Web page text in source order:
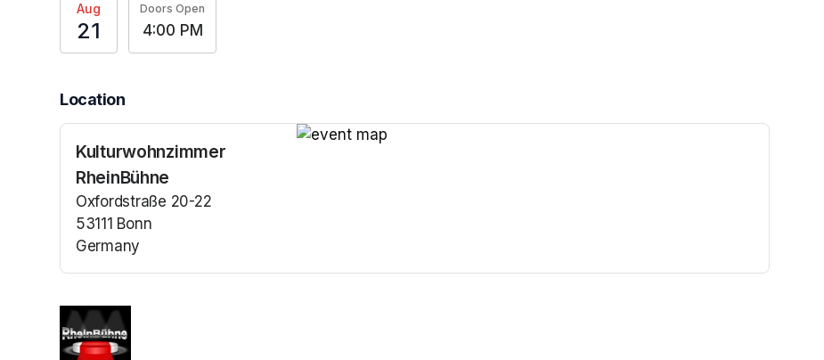
Aug
21
Doors Open
4:00 PM
Location
Kulturwohnzimmer
RheinBühne
Oxfordstraße 20-22
53111 Bonn
Germany